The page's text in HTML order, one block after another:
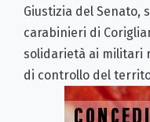
Giustizia del Senato,
carabinieri di
solidarietà ai militari
di controllo del